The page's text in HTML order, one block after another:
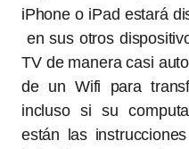
iPhone o iPad estará
en sus otros
TV de manera casi
de un Wifi para
incluso si su
están las